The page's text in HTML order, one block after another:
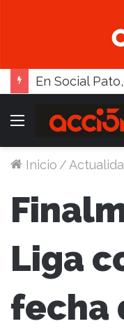
Menú
Inicio /
Liga
fecha